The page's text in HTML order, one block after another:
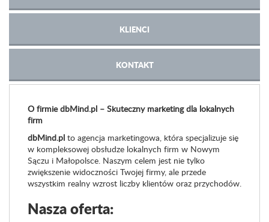
KLIENCI
KONTAKT
O firmie dbMind.pl – Skuteczny marketing dla lokalnych
firm
dbMind.pl to agencja marketingowa, która specjalizuje się
w kompleksowej obsłudze lokalnych firm w Nowym
Sączu i Małopolsce. Naszym celem jest nie tylko
zwiększenie widoczności Twojej firmy, ale przede
wszystkim realny wzrost liczby klientów oraz przychodów.
Nasza oferta: